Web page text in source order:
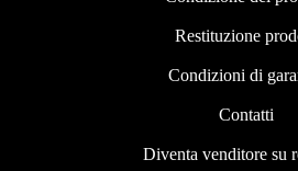
Restituzione
Condizioni di
Contatti
Diventa venditore su